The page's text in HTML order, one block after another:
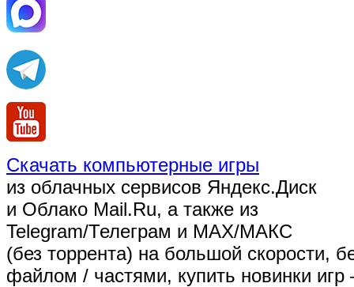
Скачать компьютерные игры
из облачных сервисов Яндекс.Диск
и Облако Mail.Ru, а также из
Telegram/Телеграм и MAX/МАКС
(без торрента) на большой скорости,
файлом / частями, купить новинки